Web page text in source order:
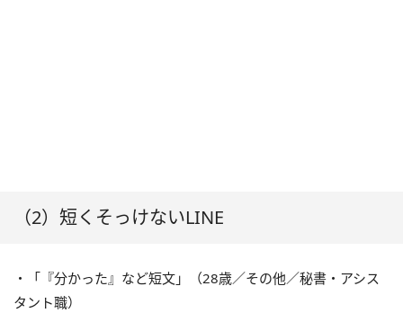
（2）短くそっけないLINE
・「『分かった』など短文」（28歳／その他／秘書・アシス
タント職）